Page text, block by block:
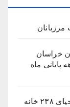
خراسان
ماه
مذاکره شهرداری مشهد با مالکان برای احیای ۲۳۸ خانه